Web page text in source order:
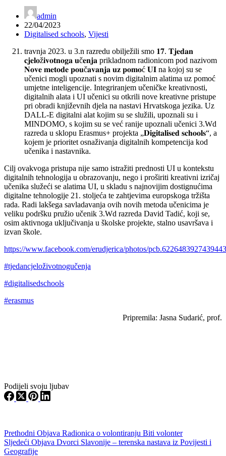
admin
22/04/2023
Digitalised schools, Vijesti
travnja 2023. u 3.n razredu obilježili smo 𝟏𝟕. 𝐓𝐣𝐞𝐝𝐚𝐧
𝐜𝐣𝐞𝐥𝐨ž𝐢𝐯𝐨𝐭𝐧𝐨𝐠𝐚 𝐮č𝐞𝐧𝐣𝐚 prikladnom radionicom pod nazivom
𝐍𝐨𝐯𝐞 𝐦𝐞𝐭𝐨𝐝𝐞 𝐩𝐨𝐮č𝐚𝐯𝐚𝐧𝐣𝐚 𝐮𝐳 𝐩𝐨𝐦𝐨ć 𝐔𝐈 na kojoj su se
učenici mogli upoznati s novim digitalnim alatima uz pomoć
umjetne inteligencije. Integriranjem učeničke kreativnosti,
digitalnih alata i UI učenici su otkrili nove kreativne pristupe
pri obradi književnih djela na nastavi Hrvatskoga jezika. Uz
DALL-E digitalni alat kojim su se služili, upoznali su i
MINDOMO, s kojim su se već ranije upoznali učenici 3.Wd
razreda u sklopu Erasmus+ projekta „𝐃𝐢𝐠𝐢𝐭𝐚𝐥𝐢𝐬𝐞𝐝 𝐬𝐜𝐡𝐨𝐨𝐥𝐬“, a
kojem je prioritet osnaživanja digitalnih kompetencija kod
učenika i nastavnika.
Cilj ovakvoga pristupa nije samo istražiti prednosti UI u kontekstu
digitalnih tehnologija u obrazovanju, nego i proširiti kreativni izričaj
učenika služeći se alatima UI, u skladu s najnovijim dostignućima
digitalne tehnologije 21. stoljeća te zahtjevima europskoga tržišta
rada. Radi lakšega savladavanja ovih novih metoda učenicima je
veliku podršku pružio učenik 3.Wd razreda David Tadić, koji se,
osim aktivnoga uključivanja u školske projekte, stalno usavršava i
izvan škole.
https://www.facebook.com/erudjerica/photos/
#tjedancjeloživotnogučenja
#digitalisedschools
#erasmus
Pripremila: Jasna Sudarić, prof.
Podijeli svoju ljubav
Prethodni Objava Radionica o volontiranju Biti volonter
Sljedeći Objava Dvorci Slavonije – terenska nastava iz Povijesti i
Geografije